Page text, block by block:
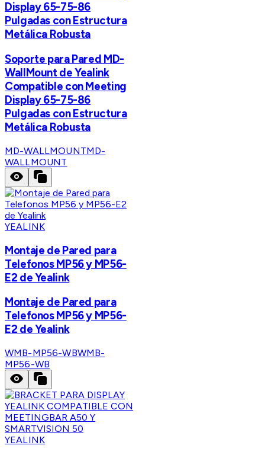
Display 65-75-86
Pulgadas con Estructura
Metálica Robusta
Soporte para Pared MD-
WallMount de Yealink
Compatible con Meeting
Display 65-75-86
Pulgadas con Estructura
Metálica Robusta
MD-WALLMOUNTMD-
WALLMOUNT
YEALINK
Montaje de Pared para
Telefonos MP56 y MP56-
E2 de Yealink
Montaje de Pared para
Telefonos MP56 y MP56-
E2 de Yealink
WMB-MP56-WBWMB-
MP56-WB
YEALINK